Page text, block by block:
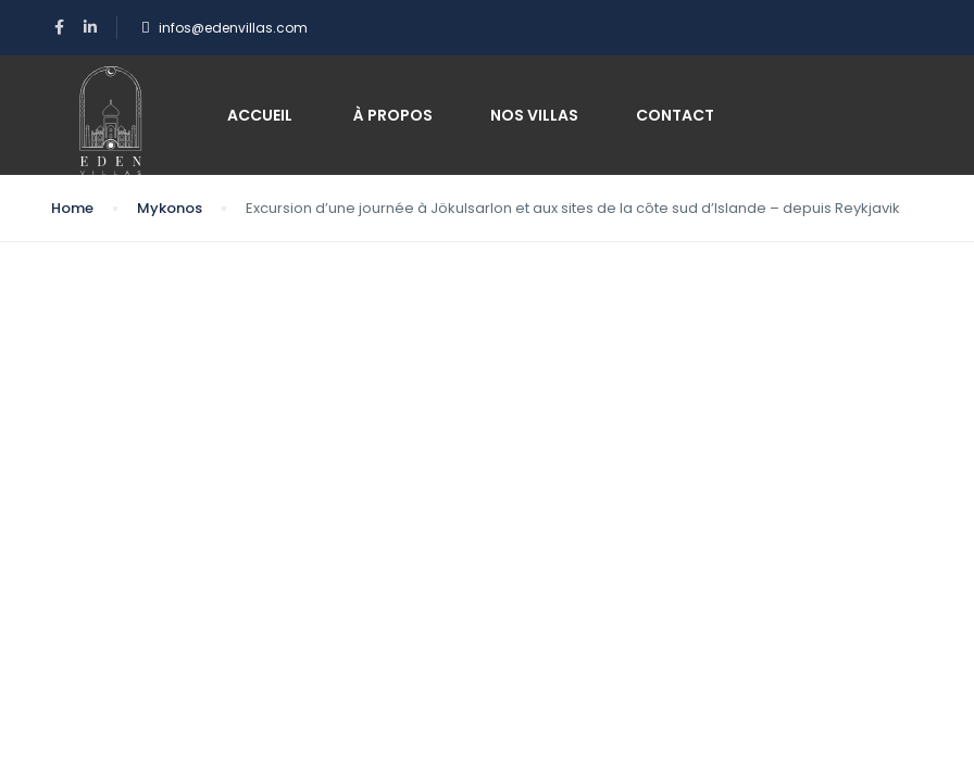
infos@edenvillas.com
ACCUEIL À PROPOS NOS VILLAS CONTACT
Home Mykonos Excursion d’une journée à Jökulsarlon et aux sites de la côte sud d’Islande – depuis Reykjavik